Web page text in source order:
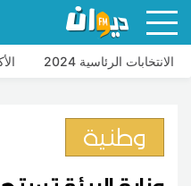
الانتخابات الرئاسية 2024
وطنية